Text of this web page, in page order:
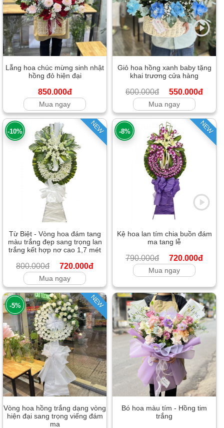
Lẵng hoa chúc mừng sinh nhật
hồng đỏ hiện đại
850.000đ
Mua ngay
Giỏ hoa hồng xanh baby tặng
khai trương cửa hàng
600.000đ 550.000đ
Mua ngay
NEW
-10%
Từ Biệt - Vòng hoa đám tang
màu trắng đẹp sang trọng lan
trắng kết hợp nơ cao 1,7 mét
800.000đ 720.000đ
Mua ngay
NEW
-8%
Kệ hoa lan tím chia buồn đám
ma tang lễ
790.000đ 720.000đ
Mua ngay
NEW
-5%
Vòng hoa hồng trắng dạng vòng
hiện đại sang trọng viếng đám
ma
Bó hoa màu tím - Hồng tim
trắng